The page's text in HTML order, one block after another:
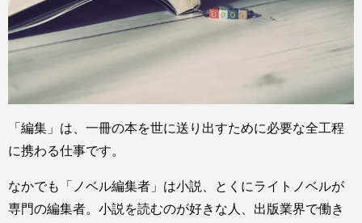
「編集」は、一冊の本を世に送り出すために必要な全工程
に携わる仕事です。
なかでも「ノベル編集者」は小説、とくにライトノベルが
専門の編集者。小説を読むのが好きな人、出版業界で働き